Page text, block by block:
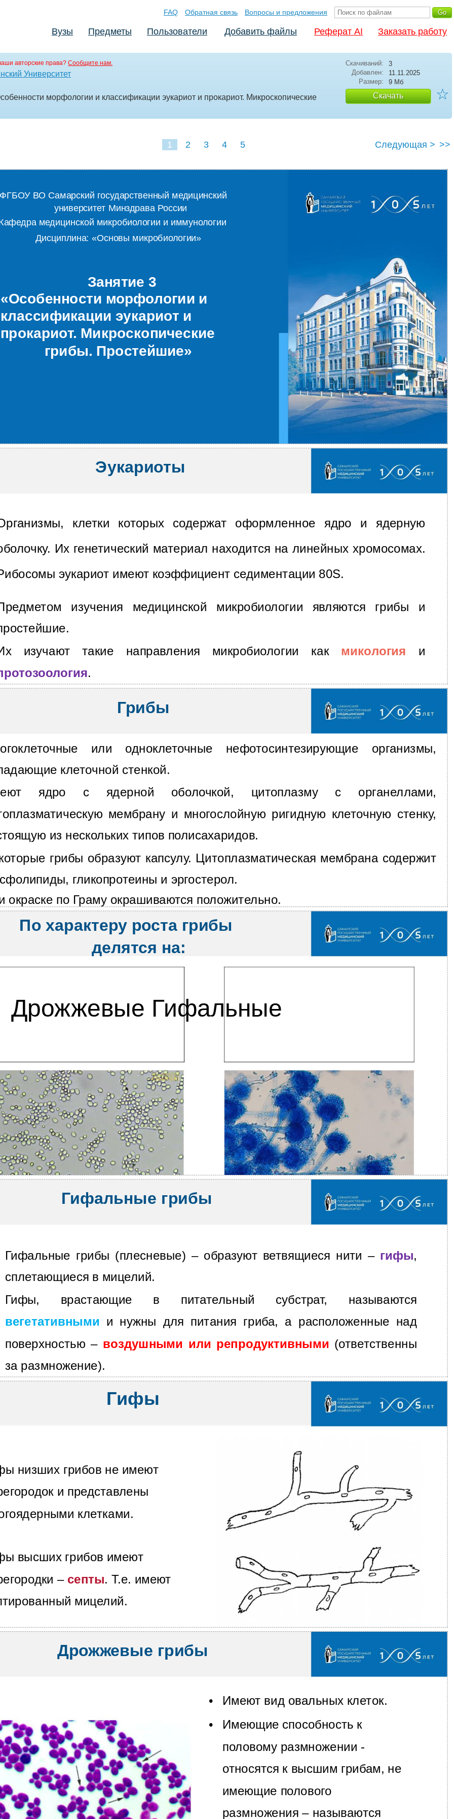
FAQ Обратная связь Вопросы и предложения
Вузы Предметы Пользователи Добавить файлы Реферат AI Заказать работу
авторские права? Сообщите нам.
Университет
морфологии и классификации эукариот и прокариот. Микроскопические
Скачиваний:
3
Добавлен:
11.11.2025
Размер:
9 Мб
Скачать ☆
1 2 3 4 5 Следующая > >>
ФГБОУ ВО Самарский государственный медицинский
университет Минздрава России
медицинской микробиологии и иммунологии
Дисциплина: «Основы микробиологии»
Занятие 3
«Особенности морфологии и
классификации эукариот и
прокариот. Микроскопические
грибы. Простейшие»
Эукариоты
клетки которых содержат оформленное ядро и ядерную
Их генетический материал находится на линейных хромосомах.
эукариот имеют коэффициент седиментации 80S.
изучения медицинской микробиологии являются грибы и
изучают такие направления микробиологии как микология и
.
Грибы
или одноклеточные нефотосинтезирующие организмы,
клеточной стенкой.
ядро с ядерной оболочкой, цитоплазму с органеллами,
мембрану и многослойную ригидную клеточную стенку,
из нескольких типов полисахаридов.
грибы образуют капсулу. Цитоплазматическая мембрана содержит
гликопротеины и эргостерол.
окраске по Граму окрашиваются положительно.
По характеру роста грибы
делятся на:
Дрожжевые Гифальные
Гифальные грибы
Гифальные грибы (плесневые) – образуют ветвящиеся нити – гифы,
сплетающиеся в мицелий.
Гифы, врастающие в питательный субстрат, называются
вегетативными и нужны для питания гриба, а расположенные над
поверхностью – воздушными или репродуктивными (ответственны
за размножение).
Гифы
низших грибов не имеют
и представлены
клетками.
высших грибов имеют
– септы. Т.е. имеют
мицелий.
Дрожжевые грибы
•
Имеют вид овальных клеток.
•
Имеющие способность к
половому размножении -
относятся к высшим грибам, не
имеющие полового
размножения – называются